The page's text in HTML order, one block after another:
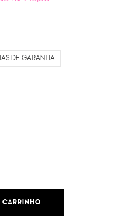
DE GARANTIA